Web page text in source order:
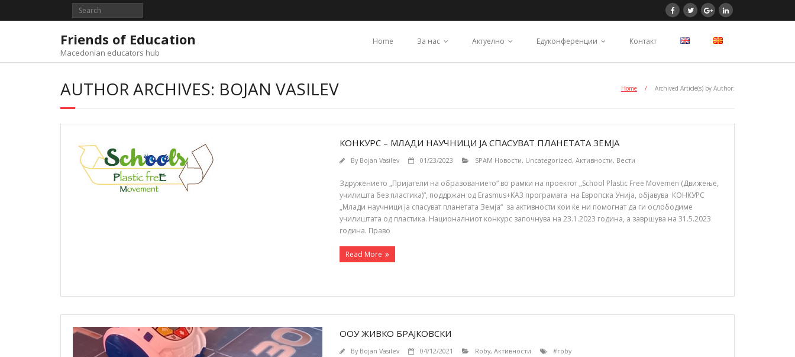
Friends of Education
Macedonian educators hub
Home За нас Актуелно Едуконференции Контакт
AUTHOR ARCHIVES: BOJAN VASILEV Home / Archived Article(s) by Author:
КОНКУРС – МЛАДИ НАУЧНИЦИ ЈА СПАСУВАТ ПЛАНЕТАТА ЗЕМЈА
By Bojan Vasilev 01/23/2023 SPAM Новости, Uncategorized, Активности, Вести
Здружението „Пријатели на образованието“ во рамки на проектот „School Plastic Free Movemen (Движење,
училишта без пластика)“, поддржан од Erasmus+KA3 програмата на Европска Унија, објавува КОНКУРС
„Млади научници ја спасуват планетата Земја“ за активности кои ќе ни помогнат да ги ослободиме
училиштата од пластика. Националниот конкурс започнува на 23.1.2023 година, а завршува на 31.5.2023
година. Право
Read More
ООУ ЖИВКО БРАЈКОВСКИ
By Bojan Vasilev 04/12/2021 Roby, Активности #roby